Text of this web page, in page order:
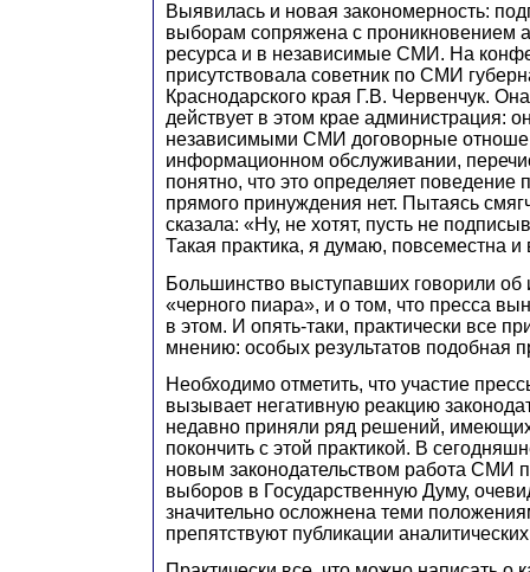
Выявилась и новая закономерность:
выборам сопряжена с проникновением
ресурса и в независимые СМИ. На
присутствовала советник по СМИ
Краснодарского края Г.В. Червенчук.
действует в этом крае администрация:
независимыми СМИ договорные
информационном обслуживании,
понятно, что это определяет поведение
прямого принуждения нет. Пытаясь
сказала: «Ну, не хотят, пусть не
Такая практика, я думаю, повсеместна и
Большинство выступавших говорили об
«черного пиара», и о том, что пресса
в этом. И опять-таки, практически все
мнению: особых результатов подобная
Необходимо отметить, что участие
вызывает негативную реакцию
недавно приняли ряд решений,
покончить с этой практикой. В
новым законодательством работа СМИ
выборов в Государственную Думу,
значительно осложнена теми
препятствуют публикации